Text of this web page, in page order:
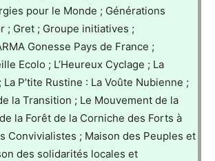
pour le Monde ; Générations
; Gret ; Groupe initiatives ;
Gonesse Pays de France ;
Ecolo ; L’Heureux Cyclage ; La
P’tite Rustine : La Voûte Nubienne ;
la Transition ; Le Mouvement de la
la Forêt de la Corniche des Forts à
Convivialistes ; Maison des Peuples et
des solidarités locales et